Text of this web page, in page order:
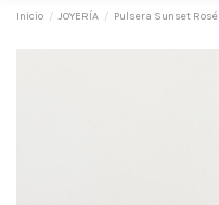
Inicio JOYERÍA Pulsera Sunset Rosé